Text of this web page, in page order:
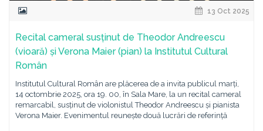
13 Oct 2025
Recital cameral susținut de Theodor Andreescu
(vioară) și Verona Maier (pian) la Institutul Cultural
Român
Institutul Cultural Român are plăcerea de a invita publicul marți,
14 octombrie 2025, ora 19. 00, în Sala Mare, la un recital cameral
remarcabil, susținut de violonistul Theodor Andreescu și pianista
Verona Maier. Evenimentul reunește două lucrări de referință